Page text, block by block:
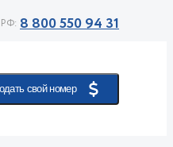
РФ: 8 800 550 94 31
свой номер